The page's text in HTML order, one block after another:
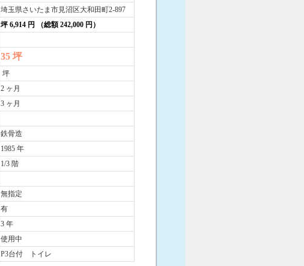
埼玉県さいたま市見沼区大和田町2-897
坪 6,914 円 （総額 242,000 円）
35 坪
坪
2 ヶ月
3 ヶ月
鉄骨造
1985 年
1/3 階
無指定
有
3 年
使用中
P3台付 トイレ